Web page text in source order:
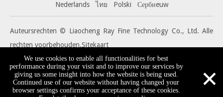
Nederlands
ไทย Polski Сербиeuw
Auteursrechten © Liaocheng Ray Fine Technology Co., Ltd. Alle
rechten voorbehouden.Sitekaart
We use cookies to enable all functionalities for best
performance during your visit and to improve our services by
giving us some insight into how the website is being used.
Continued use of our website without having changed your
browser settings confirms your acceptance of these cookies.
×